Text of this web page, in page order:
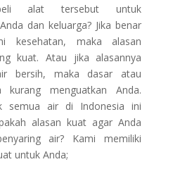
alat tersebut untuk
dan keluarga? Jika benar
kesehatan, maka alasan
kuat. Atau jika alasannya
bersih, maka dasar atau
menguatkan Anda.
semua air di Indonesia ini
alasan kuat agar Anda
air? Kami memiliki
untuk Anda;